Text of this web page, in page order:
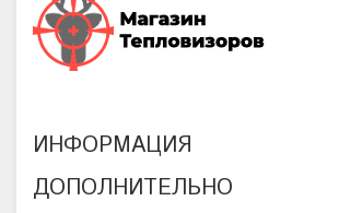
ИНФОРМАЦИЯ
ДОПОЛНИТЕЛЬНО